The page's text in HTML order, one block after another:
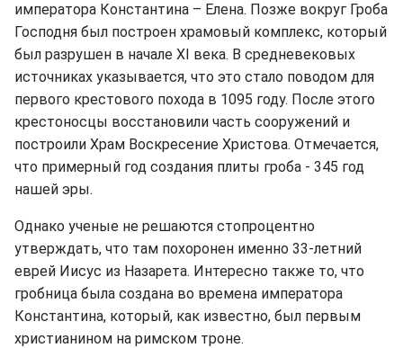
императора Константина – Елена. Позже вокруг Гроба
Господня был построен храмовый комплекс, который
был разрушен в начале XI века. В средневековых
источниках указывается, что это стало поводом для
первого крестового похода в 1095 году. После этого
крестоносцы восстановили часть сооружений и
построили Храм Воскресение Христова. Отмечается,
что примерный год создания плиты гроба - 345 год
нашей эры.
Однако ученые не решаются стопроцентно
утверждать, что там похоронен именно 33-летний
еврей Иисус из Назарета. Интересно также то, что
гробница была создана во времена императора
Константина, который, как известно, был первым
христианином на римском троне.